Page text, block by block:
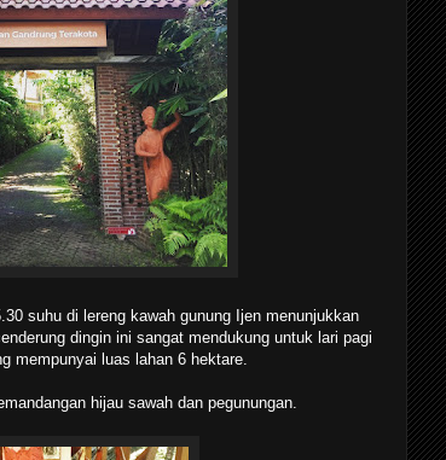
suhu di lereng kawah gunung Ijen menunjukkan
dingin ini sangat mendukung untuk lari pagi
mempunyai luas lahan 6 hektare.
hijau sawah dan pegunungan.